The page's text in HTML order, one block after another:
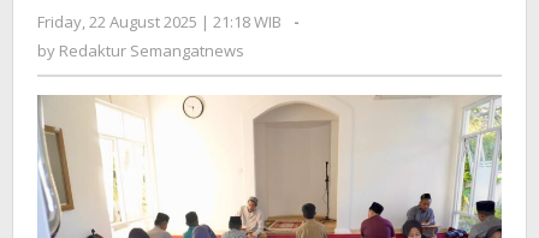
Friday, 22 August 2025 | 21:18 WIB
by
-
by Redaktur Semangatnews